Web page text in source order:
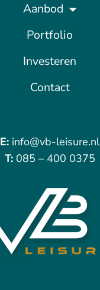
Aanbod
Portfolio
Investeren
Contact
E: info@vb-leisure.nl
T: 085 – 400 0375